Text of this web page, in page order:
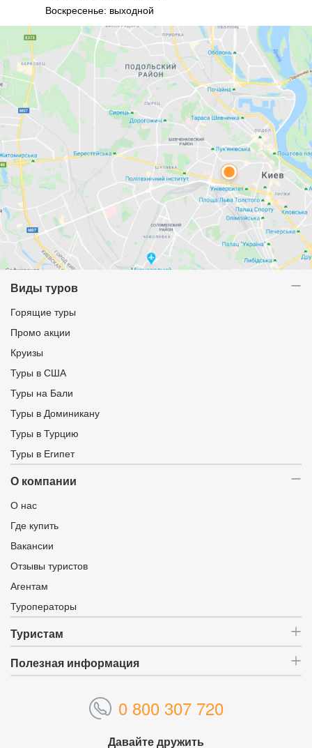
Воскресенье: выходной
Виды туров
Горящие туры
Промо акции
Круизы
Туры в США
Туры на Бали
Туры в Доминикану
Туры в Турцию
Туры в Египет
О компании
О нас
Где купить
Вакансии
Отзывы туристов
Агентам
Туроператоры
Туристам
Полезная информация
0 800 307 720
Давайте дружить